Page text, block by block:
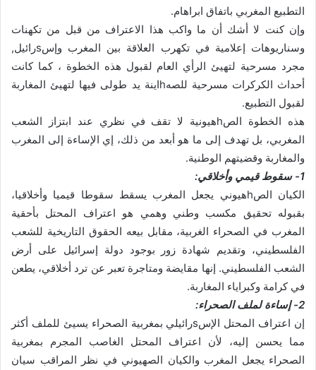
التطبيع المغربي باتفاق ابراهام.
وإن كنت لا أشك أن ما واكب هذا الاعتراف من قبل من تكهنات
وسناريوهات إعلامية في تكهرب العلاقة بين المغرب وإسsرائيل,
مجرد مسرحية لتهيئ الرأي العام لقبول هذه الخطوة ، كما كانت
أحداث الكركرات مسرحية للصهhاينة يد طولى فيها لتهيئ المغاربة
لقبول التطبيع.
هذه الخطوة الصhهيونية لا تقف في نظري عند ابتزاز الشعب
المغربي، بل تهدف إلى ما هو أبعد من ذلك، إي الإساءة إلى المغرب
والمغاربة وقضيتهم الوطنية.
1- سقوط قيمي وأخلاقي:
الكيان الصhهيوني يجعل المغرب يسقط سقوطا قيميا وأخلاقيا،
بقبوله تحقيق مكسب وطني وهمي هو اعتراف المحتل بأحقية
المغرب في الصحراء الغربية، مقابل بيعه الحقوق التاريخية للشعب
الفلسطيني، وتقديم شهادة زور بوجود دولة إسرائيل على أرض
الشعب الفلسطيني. إنها مقايضة ومتاجرة تعبر عن ترد أخلاقي، يطعن
في كرامة وكبراياء المغاربة.
2- إساءة لملف الصحراء:
إن اعتراف المحتل الإسsرائيلي بمغربية الصحراء يسيئ للملف أكثر
مما يحسن إليه، لأن اعتراف المحتل الغاصب المجرم بمغربية
الصحراء يجعل المغرب والكيان الصهيوني في نظر المراقب سيان